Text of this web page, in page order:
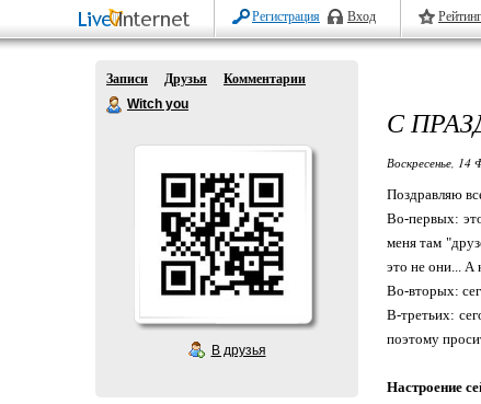
Регистрация Вход
Записи Друзья
Комментарии
Witch you
В друзья
С
Воскресенье, 14
Поздравляю
Во-первых:
меня там
это не они... А
Во-вторых:
В-третьих:
поэтому
Настроение